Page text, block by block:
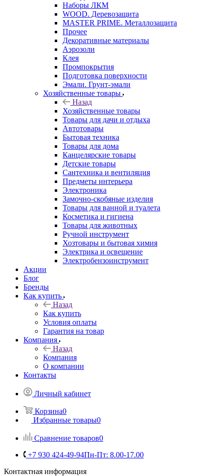
Наборы ЛКМ
WOOD. Деревозащита
MASTER PRIME. Металлозащита
Прочее
Декоративные материалы
Аэрозоли
Клея
Промпокрытия
Подготовка поверхности
Эмали. Грунт-эмали
Хозяйственные товары
Назад
Хозяйственные товары
Товары для дачи и отдыха
Автотовары
Бытовая техника
Товары для дома
Канцелярские товары
Детские товары
Сантехника и вентиляция
Предметы интерьера
Электроника
Замочно-скобяные изделия
Товары для ванной и туалета
Косметика и гигиена
Товары для животных
Ручной инструмент
Хозтовары и бытовая химия
Электрика и освещение
Электробензоинструмент
Акции
Блог
Бренды
Как купить
Назад
Как купить
Условия оплаты
Гарантия на товар
Компания
Назад
Компания
О компании
Контакты
Личный кабинет
Корзина0
Избранные товары0
Сравнение товаров0
+7 930 424-49-94Пн-Пт: 8.00-17.00
Контактная информация